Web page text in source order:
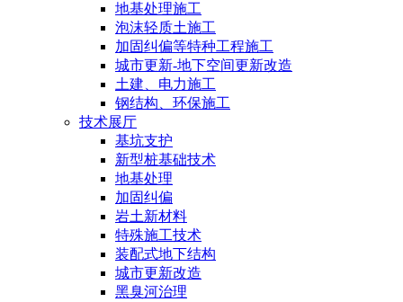
地基处理施工
泡沫轻质土施工
加固纠偏等特种工程施工
城市更新-地下空间更新改造
土建、电力施工
钢结构、环保施工
技术展厅
基坑支护
新型桩基础技术
地基处理
加固纠偏
岩土新材料
特殊施工技术
装配式地下结构
城市更新改造
黑臭河治理